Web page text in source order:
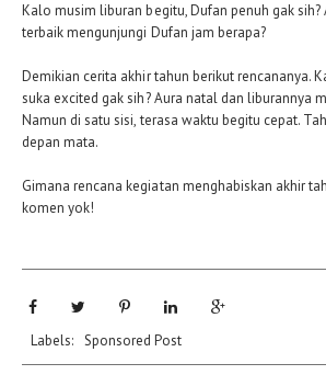
Kalo musim liburan begitu, Dufan penuh gak sih?
terbaik mengunjungi Dufan jam berapa?
Demikian cerita akhir tahun berikut rencananya.
suka excited gak sih? Aura natal dan liburannya
Namun di satu sisi, terasa waktu begitu cepat.
depan mata.
Gimana rencana kegiatan menghabiskan akhir
komen yok!
Labels: Sponsored Post